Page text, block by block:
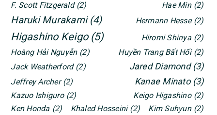
F. Scott Fitzgerald (2) Hae Min (2)
Haruki Murakami (4) Hermann Hesse (2)
Higashino Keigo (5) Hiromi Shinya (2)
Hoàng Hải Nguyễn (2) Huyền Trang Bất Hối (2)
Jack Weatherford (2) Jared Diamond (3)
Jeffrey Archer (2) Kanae Minato (3)
Kazuo Ishiguro (2) Keigo Higashino (2)
Ken Honda (2) Khaled Hosseini (2) Kim Suhyun (2)